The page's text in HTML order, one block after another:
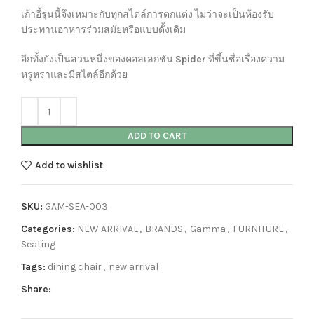
เก้าอี้รุ่นนี้จึงเหมาะกับทุกสไตล์การตกแต่ง ไม่ว่าจะเป็นห้องรับ
ประทานอาหารร่วมสมัยหรือแบบดั้งเดิม
อีกทั้งยังเป็นส่วนหนึ่งของคอลเลกชัน Spider ที่ขึ้นชื่อเรื่องความ
หรูหราและมีสไตล์อีกด้วย
ADD TO CART
Add to wishlist
SKU: GAM-SEA-003
Categories: NEW ARRIVAL, BRANDS , Gamma , FURNITURE,
Seating
Tags: dining chair, new arrival
Share: